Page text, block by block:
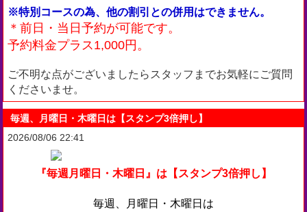
※特別コースの為、他の割引との併用はできません。
＊前日・当日予約が可能です。
予約料金プラス1,000円。
ご不明な点がございましたらスタッフまでお気軽にご質問
くださいませ。
毎週、月曜日・木曜日は【スタンプ3倍押し】
2026/08/06 22:41
『毎週月曜日・木曜日』は【スタンプ3倍押し】
毎週、月曜日・木曜日は